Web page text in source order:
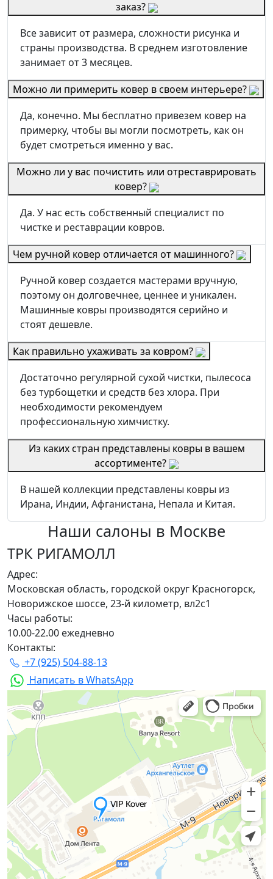
заказ?
Все зависит от размера, сложности рисунка и
страны производства. В среднем изготовление
занимает от 3 месяцев.
Можно ли примерить ковер в своем интерьере?
Да, конечно. Мы бесплатно привезем ковер на
примерку, чтобы вы могли посмотреть, как он
будет смотреться именно у вас.
Можно ли у вас почистить или отреставрировать
ковер?
Да. У нас есть собственный специалист по
чистке и реставрации ковров.
Чем ручной ковер отличается от машинного?
Ручной ковер создается мастерами вручную,
поэтому он долговечнее, ценнее и уникален.
Машинные ковры производятся серийно и
стоят дешевле.
Как правильно ухаживать за ковром?
Достаточно регулярной сухой чистки, пылесоса
без турбощетки и средств без хлора. При
необходимости рекомендуем
профессиональную химчистку.
Из каких стран представлены ковры в вашем
ассортименте?
В нашей коллекции представлены ковры из
Ирана, Индии, Афганистана, Непала и Китая.
Наши салоны в Москве
ТРК РИГАМОЛЛ
Адрес:
Московская область, городской округ Красногорск,
Новорижское шоссе, 23-й километр, вл2с1
Часы работы:
10.00-22.00 ежедневно
Контакты:
+7 (925) 504-88-13
Написать в WhatsApp